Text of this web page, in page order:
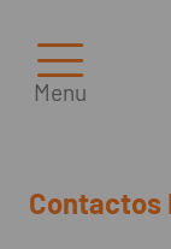
Menu
Contactos